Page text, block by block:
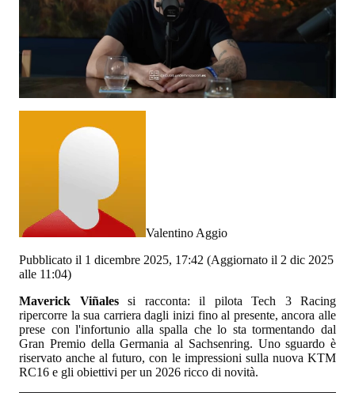
Valentino Aggio
Pubblicato il 1 dicembre 2025, 17:42 (Aggiornato il 2 dic 2025
alle 11:04)
Maverick Viñalessi racconta: il pilota Tech 3 Racing
ripercorre la sua carriera dagli inizi fino al presente, ancora alle
prese con l'infortunio alla spalla che lo sta tormentando dal
Gran Premio della Germania al Sachsenring. Uno sguardo è
riservato anche al futuro, con le impressioni sulla nuova KTM
RC16 e gli obiettivi per un 2026 ricco di novità.